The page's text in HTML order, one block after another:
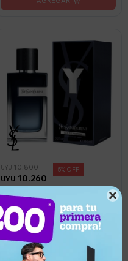

UYU 10.260
UYU10.800 5
Perfume YSL New Y Men
EDP 100 ml
Llega mañana